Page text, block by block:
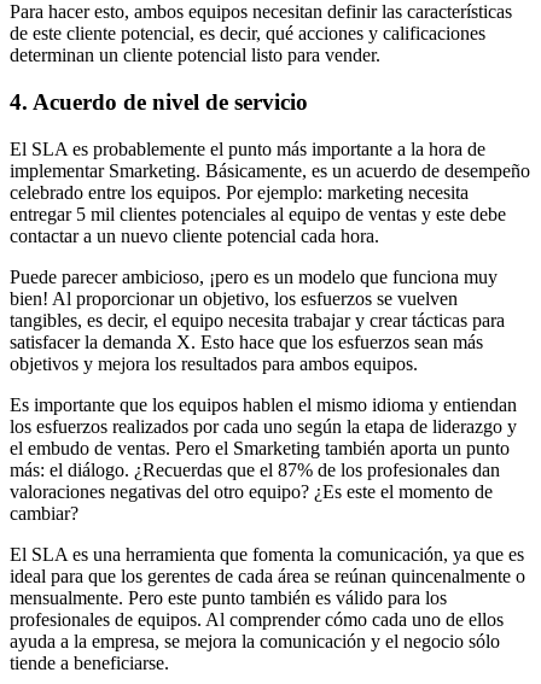
Para hacer esto, ambos equipos necesitan definir las características
de este cliente potencial, es decir, qué acciones y calificaciones
determinan un cliente potencial listo para vender.
4. Acuerdo de nivel de servicio
El SLA es probablemente el punto más importante a la hora de
implementar Smarketing. Básicamente, es un acuerdo de desempeño
celebrado entre los equipos. Por ejemplo: marketing necesita
entregar 5 mil clientes potenciales al equipo de ventas y este debe
contactar a un nuevo cliente potencial cada hora.
Puede parecer ambicioso, ¡pero es un modelo que funciona muy
bien! Al proporcionar un objetivo, los esfuerzos se vuelven
tangibles, es decir, el equipo necesita trabajar y crear tácticas para
satisfacer la demanda X. Esto hace que los esfuerzos sean más
objetivos y mejora los resultados para ambos equipos.
Es importante que los equipos hablen el mismo idioma y entiendan
los esfuerzos realizados por cada uno según la etapa de liderazgo y
el embudo de ventas. Pero el Smarketing también aporta un punto
más: el diálogo. ¿Recuerdas que el 87% de los profesionales dan
valoraciones negativas del otro equipo? ¿Es este el momento de
cambiar?
El SLA es una herramienta que fomenta la comunicación, ya que es
ideal para que los gerentes de cada área se reúnan quincenalmente o
mensualmente. Pero este punto también es válido para los
profesionales de equipos. Al comprender cómo cada uno de ellos
ayuda a la empresa, se mejora la comunicación y el negocio sólo
tiende a beneficiarse.